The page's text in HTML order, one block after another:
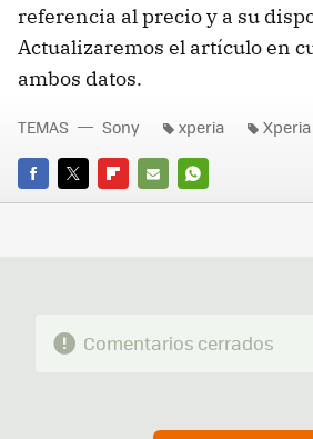
referencia al precio y a su
Actualizaremos el artículo en
ambos datos.
FACEBOOK
TWITTERFLIPBOARD
E-
WHATSAPP
TEMAS Sony xperia Xperia
Comentarios cerrados